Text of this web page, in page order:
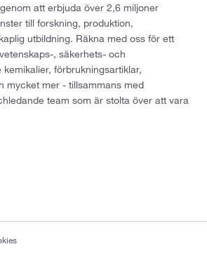
att erbjuda över 2,6 miljoner
till forskning, produktion,
utbildning. Räkna med oss för ett
, säkerhets- och
förbrukningsartiklar,
mycket mer - tillsammans med
team som är stolta över att vara